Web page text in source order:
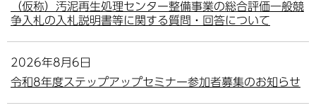
（仮称）汚泥再生処理センター整備事業の総合評価一般競
争入札の入札説明書等に関する質問・回答について
2026年8月6日
令和8年度ステップアップセミナー参加者募集のお知らせ